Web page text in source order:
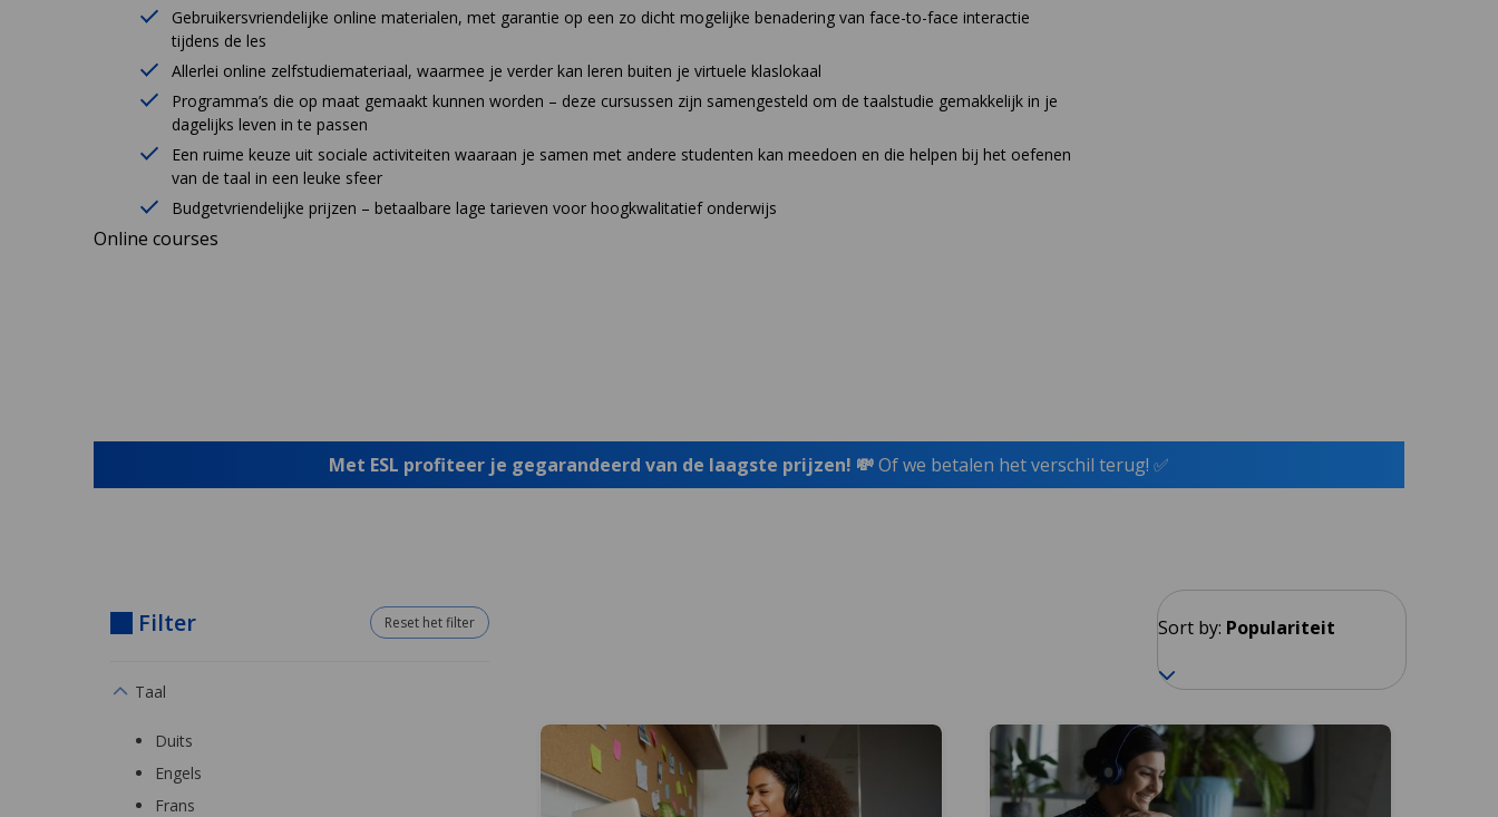
Gebruikersvriendelijke online materialen, met garantie op een zo dicht mogelijke benadering van face-to-face interactie
tijdens de les
Allerlei online zelfstudiemateriaal, waarmee je verder kan leren buiten je virtuele klaslokaal
Programma’s die op maat gemaakt kunnen worden – deze cursussen zijn samengesteld om de taalstudie gemakkelijk in je
dagelijks leven in te passen
Een ruime keuze uit sociale activiteiten waaraan je samen met andere studenten kan meedoen en die helpen bij het oefenen
van de taal in een leuke sfeer
Budgetvriendelijke prijzen – betaalbare lage tarieven voor hoogkwalitatief onderwijs
Online courses
Met ESL profiteer je gegarandeerd van de laagste prijzen! 💸Of we betalen het verschil terug! ✅
Filter Reset het filter
Taal
Duits
Engels
Frans
Sort by: Populariteit